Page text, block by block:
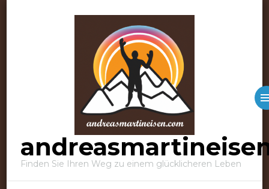
Finden Sie Ihren Weg zu einem glücklicheren Leben